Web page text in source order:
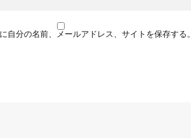
自分の名前、メールアドレス、サイトを保存する。